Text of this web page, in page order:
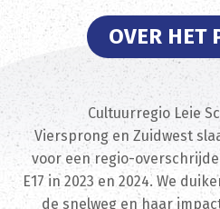
OVER HET
Cultuurregio Leie
Viersprong en Zuidwest
voor een regio-
E17 in 2023 en 2024. We
de snelweg en haar